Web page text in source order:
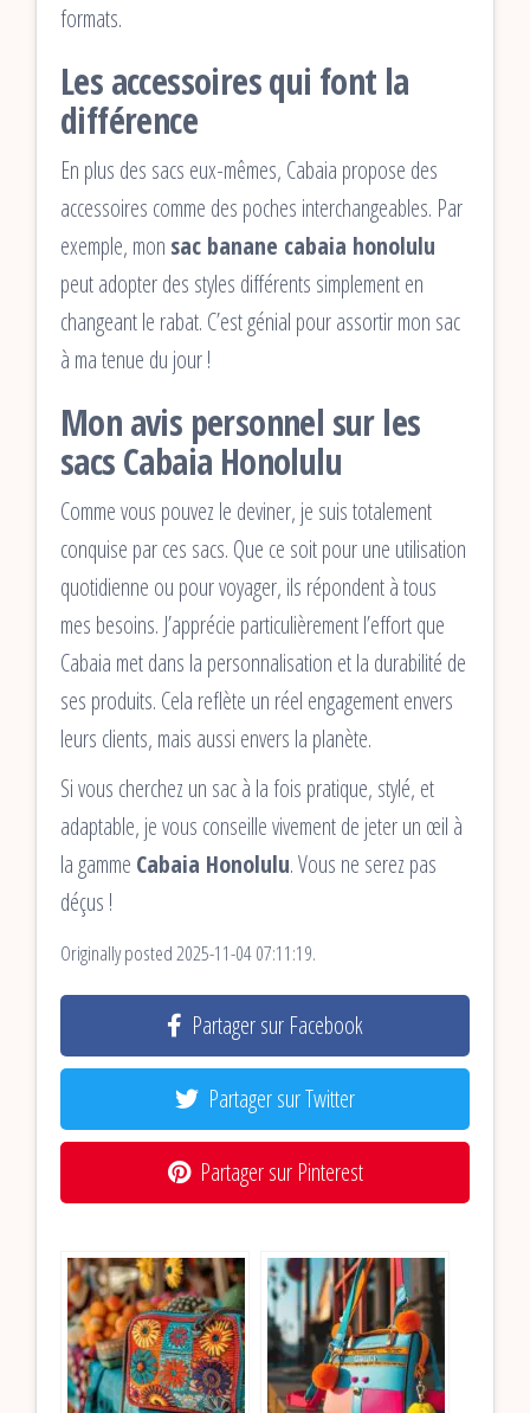
formats.
Les accessoires qui font la
différence
En plus des sacs eux-mêmes, Cabaia propose des
accessoires comme des poches interchangeables. Par
exemple, mon sac banane cabaia honolulu
peut adopter des styles différents simplement en
changeant le rabat. C’est génial pour assortir mon sac
à ma tenue du jour !
Mon avis personnel sur les
sacs Cabaia Honolulu
Comme vous pouvez le deviner, je suis totalement
conquise par ces sacs. Que ce soit pour une utilisation
quotidienne ou pour voyager, ils répondent à tous
mes besoins. J’apprécie particulièrement l’effort que
Cabaia met dans la personnalisation et la durabilité de
ses produits. Cela reflète un réel engagement envers
leurs clients, mais aussi envers la planète.
Si vous cherchez un sac à la fois pratique, stylé, et
adaptable, je vous conseille vivement de jeter un œil à
la gamme Cabaia Honolulu. Vous ne serez pas
déçus !
Originally posted 2025-11-04 07:11:19.
Partager sur Facebook
Partager sur Twitter
Partager sur Pinterest